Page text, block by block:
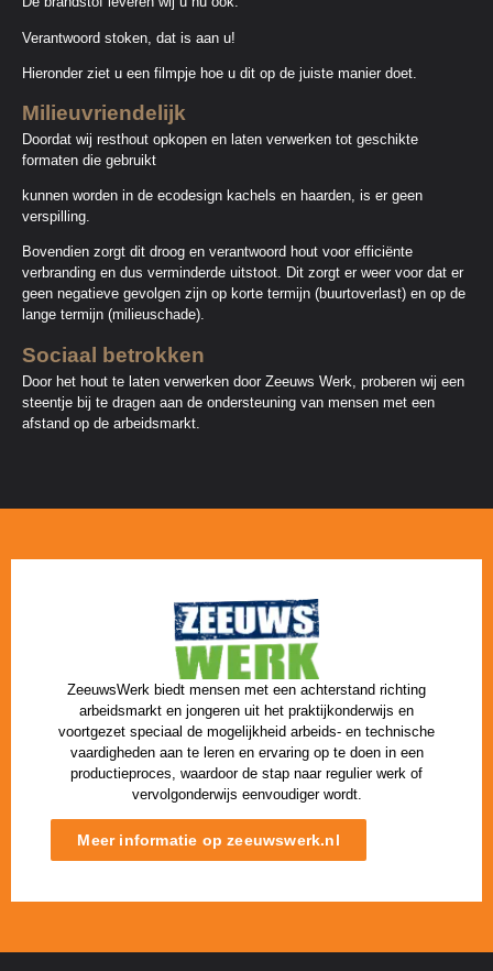
Verantwoord stoken, dat is aan u!
Hieronder ziet u een filmpje hoe u dit op de juiste manier doet.
Milieuvriendelijk
Doordat wij resthout opkopen en laten verwerken tot geschikte
formaten die gebruikt
kunnen worden in de ecodesign kachels en haarden, is er geen
verspilling.
Bovendien zorgt dit droog en verantwoord hout voor efficiënte
verbranding en dus verminderde uitstoot. Dit zorgt er weer voor dat er
geen negatieve gevolgen zijn op korte termijn (buurtoverlast) en op de
lange termijn (milieuschade).
Sociaal betrokken
Door het hout te laten verwerken door Zeeuws Werk, proberen wij een
steentje bij te dragen aan de ondersteuning van mensen met een
afstand op de arbeidsmarkt.
ZeeuwsWerk biedt mensen met een achterstand richting
arbeidsmarkt en jongeren uit het praktijkonderwijs en
voortgezet speciaal de mogelijkheid arbeids- en technische
vaardigheden aan te leren en ervaring op te doen in een
productieproces, waardoor de stap naar regulier werk of
vervolgonderwijs eenvoudiger wordt.
Meer informatie op zeeuwswerk.nl